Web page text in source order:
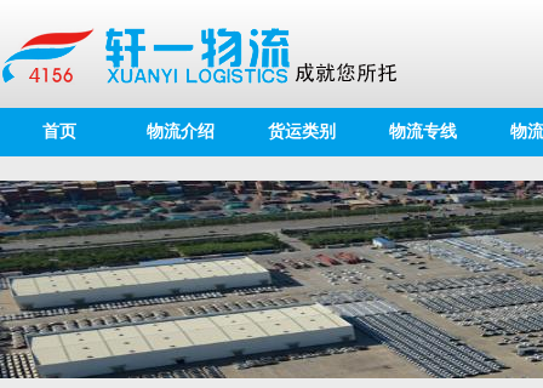
首页 物流介绍 货运类别 物流专线 物